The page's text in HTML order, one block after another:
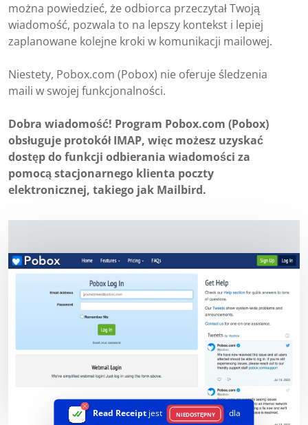
można powiedzieć, że odbiorca przeczytał Twoją
wiadomość, pozwala to na lepszy kontekst i lepiej
zaplanowane kolejne kroki w komunikacji mailowej.
Niestety, Pobox.com (Pobox) nie oferuje śledzenia
maili w swojej funkcjonalności.
Dobra wiadomość! Program Pobox.com (Pobox)
obsługuje protokół IMAP, więc możesz uzyskać
dostęp do funkcji odbierania wiadomości za
pomocą stacjonarnego klienta poczty
elektronicznej, takiego jak Mailbird.
Read Receiptjest NIEDOSTĘPNY
dla